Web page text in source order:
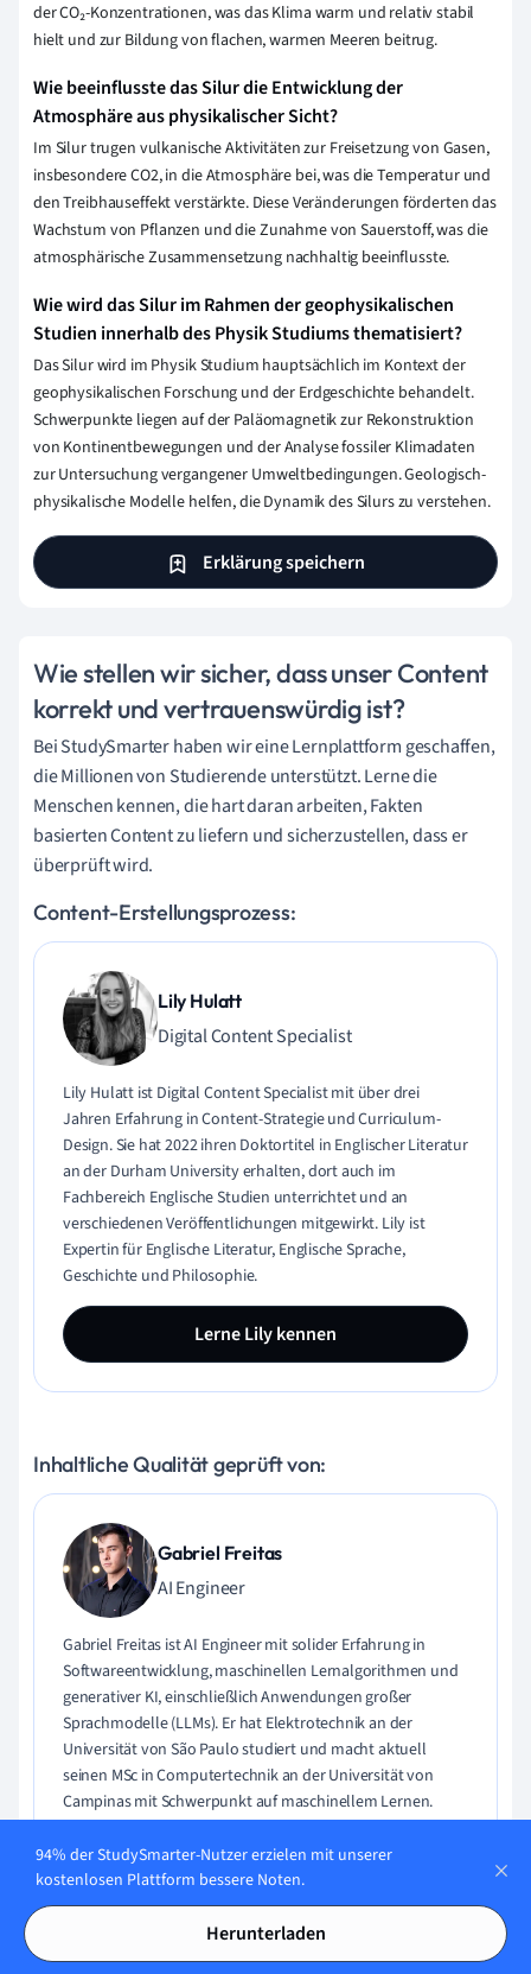
der CO₂-Konzentrationen, was das Klima warm und relativ stabil
hielt und zur Bildung von flachen, warmen Meeren beitrug.
Wie beeinflusste das Silur die Entwicklung der
Atmosphäre aus physikalischer Sicht?
Im Silur trugen vulkanische Aktivitäten zur Freisetzung von Gasen,
insbesondere CO2, in die Atmosphäre bei, was die Temperatur und
den Treibhauseffekt verstärkte. Diese Veränderungen förderten das
Wachstum von Pflanzen und die Zunahme von Sauerstoff, was die
atmosphärische Zusammensetzung nachhaltig beeinflusste.
Wie wird das Silur im Rahmen der geophysikalischen
Studien innerhalb des Physik Studiums thematisiert?
Das Silur wird im Physik Studium hauptsächlich im Kontext der
geophysikalischen Forschung und der Erdgeschichte behandelt.
Schwerpunkte liegen auf der Paläomagnetik zur Rekonstruktion
von Kontinentbewegungen und der Analyse fossiler Klimadaten
zur Untersuchung vergangener Umweltbedingungen. Geologisch-
physikalische Modelle helfen, die Dynamik des Silurs zu verstehen.
Erklärung speichern
Wie stellen wir sicher, dass unser Content
korrekt und vertrauenswürdig ist?
Bei StudySmarter haben wir eine Lernplattform geschaffen,
die Millionen von Studierende unterstützt. Lerne die
Menschen kennen, die hart daran arbeiten, Fakten
basierten Content zu liefern und sicherzustellen, dass er
überprüft wird.
Content-Erstellungsprozess:
Lily Hulatt
Digital Content Specialist
Lily Hulatt ist Digital Content Specialist mit über drei
Jahren Erfahrung in Content-Strategie und Curriculum-
Design. Sie hat 2022 ihren Doktortitel in Englischer Literatur
an der Durham University erhalten, dort auch im
Fachbereich Englische Studien unterrichtet und an
verschiedenen Veröffentlichungen mitgewirkt. Lily ist
Expertin für Englische Literatur, Englische Sprache,
Geschichte und Philosophie.
Lerne Lily kennen
Inhaltliche Qualität geprüft von:
Gabriel Freitas
AI Engineer
Gabriel Freitas ist AI Engineer mit solider Erfahrung in
Softwareentwicklung, maschinellen Lernalgorithmen und
generativer KI, einschließlich Anwendungen großer
Sprachmodelle (LLMs). Er hat Elektrotechnik an der
Universität von São Paulo studiert und macht aktuell
seinen MSc in Computertechnik an der Universität von
Campinas mit Schwerpunkt auf maschinellem Lernen.
Engineering und hat an Projekten zu Computer Vision,
Embedded AI und LLM-Anwendungen gearbeitet.
Lerne Gabriel kennen
94% der StudySmarter-Nutzer erzielen mit unserer
kostenlosen Plattform bessere Noten.
Herunterladen